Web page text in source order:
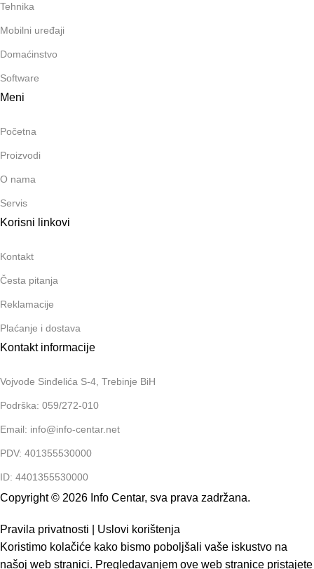
Tehnika
Mobilni uređaji
Domaćinstvo
Software
Meni
Početna
Proizvodi
O nama
Servis
Korisni linkovi
Kontakt
Česta pitanja
Reklamacije
Plaćanje i dostava
Kontakt informacije
Vojvode Sinđelića S-4, Trebinje BiH
Podrška: 059/272-010
Email: info@info-centar.net
PDV: 401355530000
ID: 4401355530000
Copyright © 2026 Info Centar, sva prava zadržana.
Pravila privatnosti
Uslovi korištenja
Koristimo kolačiće kako bismo poboljšali vaše iskustvo na
našoj web stranici. Pregledavanjem ove web stranice pristajete